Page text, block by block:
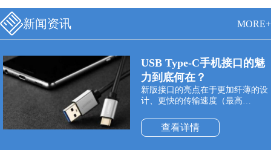
新闻资讯 MORE+
USB Type-C手机接口的魅
力到底何在？
新版接口的亮点在于更加纤薄的设
计、更快的传输速度（最高
（最高100W）。Type-C双面可插
接口最大的特点是支持USB接口双
查看详情